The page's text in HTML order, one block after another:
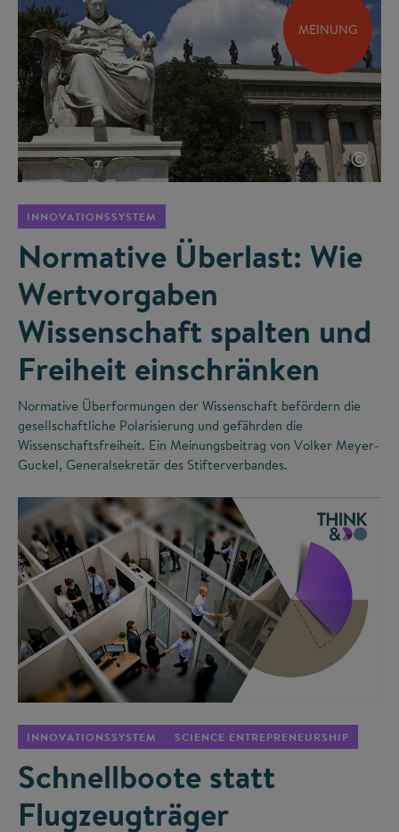
MEINUNG
©
INNOVATIONSSYSTEM
Normative Überlast: Wie
Wertvorgaben
Wissenschaft spalten und
Freiheit einschränken
Normative Überformungen der Wissenschaft befördern die
gesellschaftliche Polarisierung und gefährden die
Wissenschaftsfreiheit. Ein Meinungsbeitrag von Volker Meyer-
Guckel, Generalsekretär des Stifterverbandes.
INNOVATIONSSYSTEM SCIENCE ENTREPRENEURSHIP
Schnellboote statt
Flugzeugträger